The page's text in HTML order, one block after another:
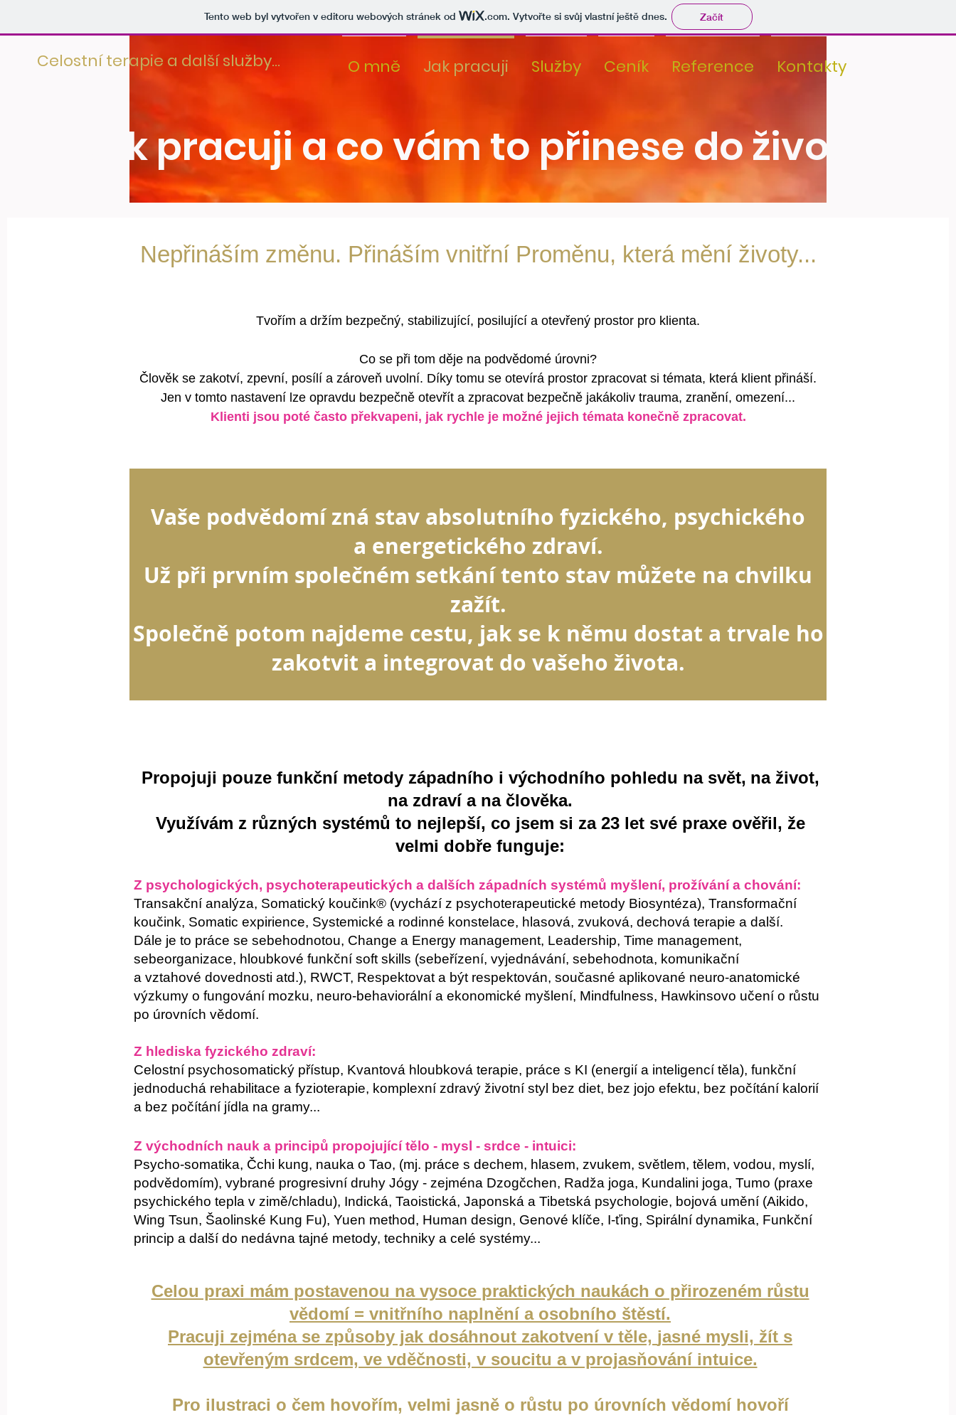
Tento web byl vytvořen v editoru webových stránek od .com. Vytvořte si svůj vlastní ještě dnes. Začít
Celostní terapie a další služby... O mně Jak pracuji Služby Ceník Reference Kontakty
Jak pracuji a co vám to přinese do života
Nepřináším změnu. Přináším vnitřní Proměnu, která mění životy...
Tvořím a držím bezpečný, stabilizující, posilující a otevřený prostor pro klienta.
Co se při tom děje na podvědomé úrovni?
Člověk se zakotví, zpevní, posílí a zároveň uvolní. Díky tomu se otevírá prostor zpracovat si témata, která klient přináší.
Jen v tomto nastavení lze opravdu bezpečně otevřít a zpracovat bezpečně jakákoliv trauma, zranění, omezení...
Klienti jsou poté často překvapeni, jak rychle je možné jejich témata konečně zpracovat.
Propojuji pouze funkční metody západního i východního pohledu na svět, na život,
na zdraví anačlověka.
Využívám z různých systémů to nejlepší, co jsem si za 23 let své praxe ověřil, že
velmi dobře funguje:
Z psychologických, psychoterapeutických a dalších západních systémů myšlení, prožívání a chování:
Transakční analýza, Somatický koučink® (vychází z psychoterapeutické metody Biosyntéza), Transformační
koučink, Somatic expirience, Systemické a rodinné konstelace, hlasová, zvuková, dechová terapie a další.
Dále je to práce se sebehodnotou, Change a Energy management, Leadership, Time management,
sebeorganizace, hloubkové funkční soft skills (sebeřízení, vyjednávání, sebehodnota, komunikační
a vztahové dovednosti atd.), RWCT, Respektovat a být respektován, současné apl ikované neuro-anatomické
výzkumy o fungování mozku, neuro-behaviorální a ekonomické myšlení, Mindfulness, Hawkinsovo učení o růstu
po úrovních vědomí.
Z hlediska fyzického zdraví:
Celostní psychosomatický přístup, Kvantová hloubková terapie, práce s KI (energií a inteligencí těla), funkční
jednoduchá rehabilitace a fyzioterapie, komplexní zdravý životní styl bez diet, bez jojo efektu, bez počítání kalorií
a bez počítání jídla na gramy...
Z východních nauk a principů propojující tělo - mysl - srdce - intuici:
Psycho-somatika, Čchi kung, nauka o Tao, (mj. práce s dechem, hlasem, zvukem, světlem, tělem, vodou, myslí,
podvědomím), vybrané progresivní druhy Jógy - zejména Dzogčchen, Radža joga, Kundalini joga, Tumo (praxe
psychického tepla v zimě/chladu), Indická, Taoistická, Japonská a Tibetská psychologie, bojová umění (Aikido,
Wing Tsun, Šaolinské Kung Fu), Yuen method, Human design, Genové klíče, I-ťing, Spirální dynamika, Funkční
princip a další do nedávna tajné metody, techniky a celé systémy...
Celou praxi mám postavenou na vysoce praktických naukách o přirozeném růstu
vědomí = vnitřního naplnění a osobního štěstí.
Pracuji zejména se způsoby jak dosáhnout zakotvení v těle, jasné mysli, žít s
otevřeným srdcem, ve vděčnosti, v soucitu a v projasňování intuice.
Pro ilustraci o čem hovořím, velmi jasně o růstu po úrovních vědomí hovoří
Vaše podvědomí zná stav absolutního fyzického, psychického
a energetického zdraví.
Už při prvním společném setkání tento stav můžete na chvilku
zažít.
Společně potom najdeme cestu, jak se k němu dostat a trvale ho
zakotvit a integrovat do vašeho života.